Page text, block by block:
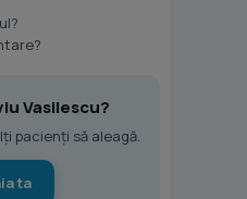
Vasilescu?
pacienți să aleagă.
ta